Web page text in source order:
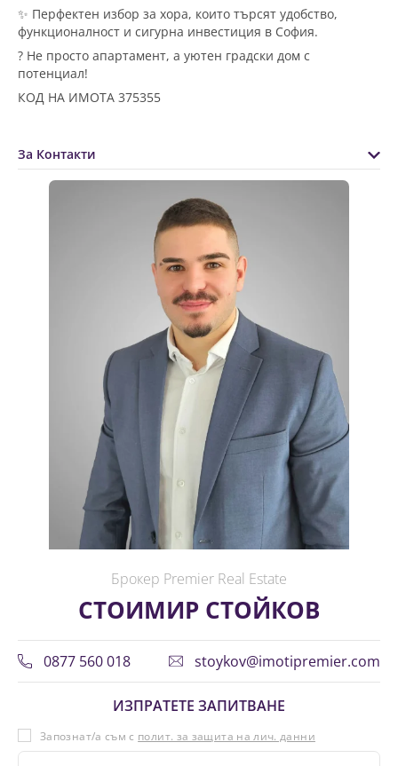
✨ Перфектен избор за хора, които търсят удобство,
функционалност и сигурна инвестиция в София.
? Не просто апартамент, а уютен градски дом с
потенциал!
КОД НА ИМОТА 375355
За Контакти
Брокер Premier Real Estate
СТОИМИР СТОЙКОВ
0877 560 018 stoykov@imotipremier.com
ИЗПРАТЕТЕ ЗАПИТВАНЕ
Запознат/а съм с полит. за защита на лич. данни